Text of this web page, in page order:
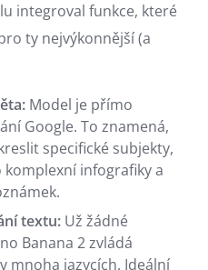
integroval funkce, které
ty nejvýkonnější (a
Model je přímo
Google. To znamená,
specifické subjekty,
infografiky a
textu: Už žádné
Banana 2 zvládá
mnoha jazycích. Ideální